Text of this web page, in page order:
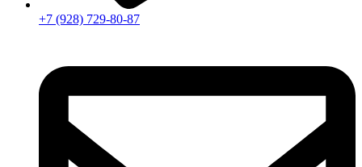
+7 (928) 729-80-87